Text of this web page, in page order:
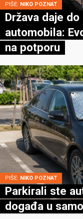
PIŠE: NIKO POZNAT
Država daje
automobila:
na potporu
PIŠE: NIKO POZNAT
Parkirali ste
događa u